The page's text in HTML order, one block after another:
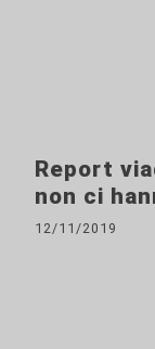
Report
non ci
12/11/2019